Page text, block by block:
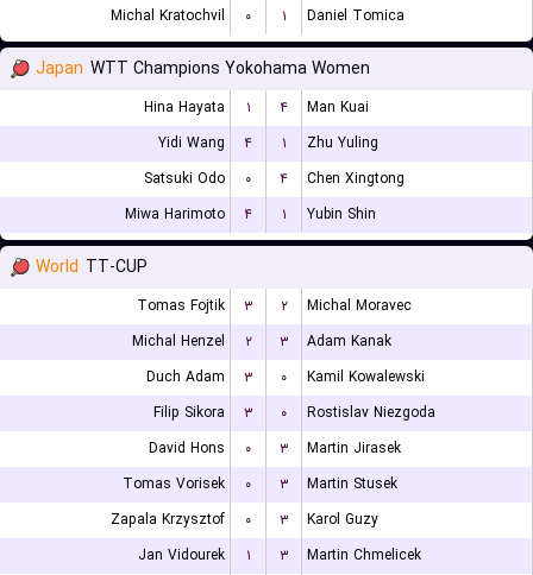
Michal Kratochvil
۰ ۱ Daniel Tomica
Japan WTT Champions Yokohama Women
Hina Hayata ۱ ۴
Man Kuai
Yidi Wang
۴ ۱
Zhu Yuling
Satsuki Odo
۰ ۴
Chen Xingtong
Miwa Harimoto
۴ ۱ Yubin Shin
World TT-CUP
Tomas Fojtik ۳ ۲
Michal Moravec
Michal Henzel
۲ ۳
Adam Kanak
Duch Adam
۳ ۰
Kamil Kowalewski
Filip Sikora
۳ ۰
Rostislav Niezgoda
David Hons
۰ ۳
Martin Jirasek
Tomas Vorisek
۰ ۳
Martin Stusek
Zapala Krzysztof
۰ ۳
Karol Guzy
Jan Vidourek
۱ ۳
Martin Chmelicek